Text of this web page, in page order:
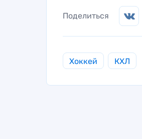
Поделиться
Хоккей КХЛ